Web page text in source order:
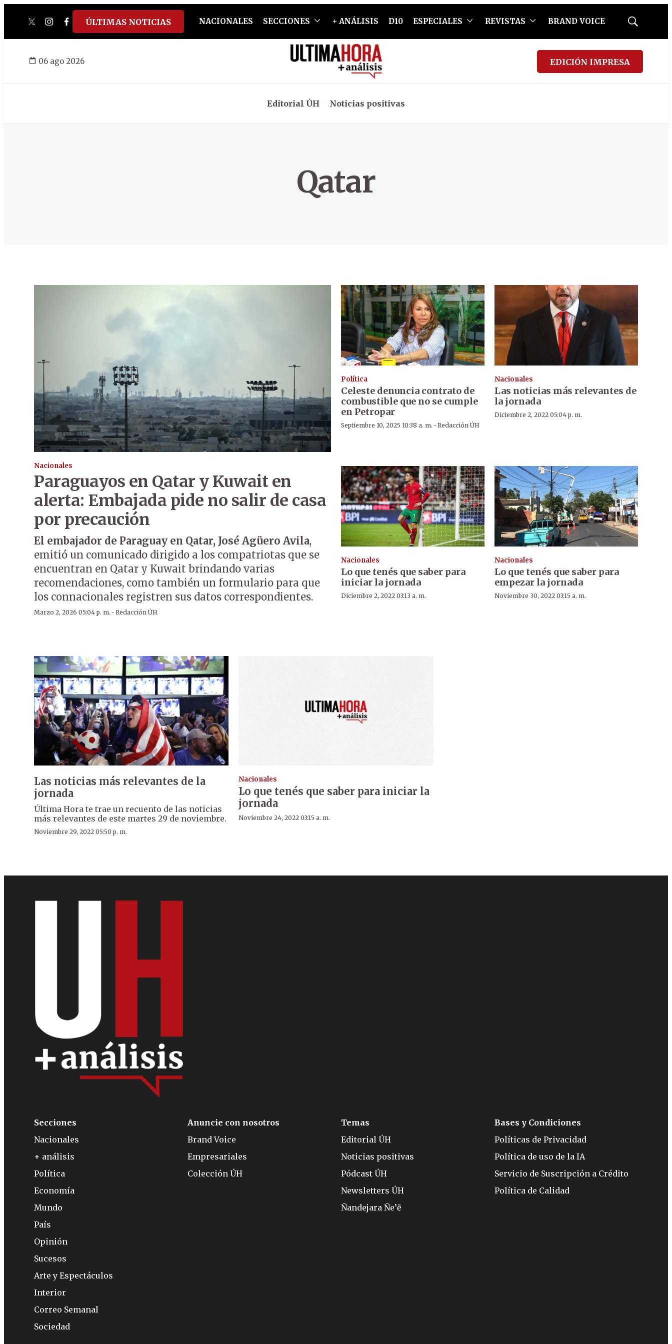
twitterinstagram
facebook
tiktokyoutube
spotify
ÚLTIMAS NOTICIAS NACIONALES SECCIONES + ANÁLISIS D10 ESPECIALES REVISTAS BRAND VOICE
Mostrar
06 ago 2026 EDICIÓN IMPRESA
Editorial ÚH Noticias positivas
Qatar
Nacionales
Paraguayos en Qatar y Kuwait en
alerta: Embajada pide no salir de casa
por precaución
El embajador de Paraguay en Qatar, José Agüero Avila,
emitió un comunicado dirigido a los compatriotas que se
encuentran en Qatar y Kuwait brindando varias
recomendaciones, como también un formulario para que
los connacionales registren sus datos correspondientes.
Marzo 2, 2026 05:04 p. m. · Redacción ÚH
Política
Celeste denuncia contrato de
combustible que no se cumple
en Petropar
Septiembre 10, 2025 10:38 a. m. · Redacción ÚH
Nacionales
Las noticias más relevantes de
la jornada
Diciembre 2, 2022 05:04 p. m.
Nacionales
Lo que tenés que saber para
iniciar la jornada
Diciembre 2, 2022 03:13 a. m.
Nacionales
Lo que tenés que saber para
empezar la jornada
Noviembre 30, 2022 03:15 a. m.
Las noticias más relevantes de la
jornada
Última Hora te trae un recuento de las noticias
más relevantes de este martes 29 de noviembre.
Noviembre 29, 2022 05:50 p. m.
Nacionales
Lo que tenés que saber para iniciar la
jornada
Noviembre 24, 2022 03:15 a. m.
Secciones
Nacionales
+ análisis
Política
Economía
Mundo
País
Opinión
Sucesos
Arte y Espectáculos
Interior
Correo Semanal
Sociedad
Anuncie con nosotros
Brand Voice
Empresariales
Colección ÚH
Temas
Editorial ÚH
Noticias positivas
Pódcast ÚH
Newsletters ÚH
Ñandejara Ñe’ẽ
Bases y Condiciones
Políticas de Privacidad
Política de uso de la IA
Servicio de Suscripción a Crédito
Política de Calidad